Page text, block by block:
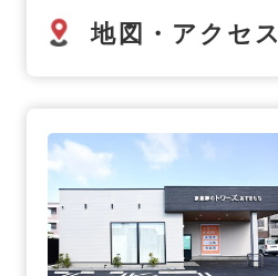
地図・アクセス